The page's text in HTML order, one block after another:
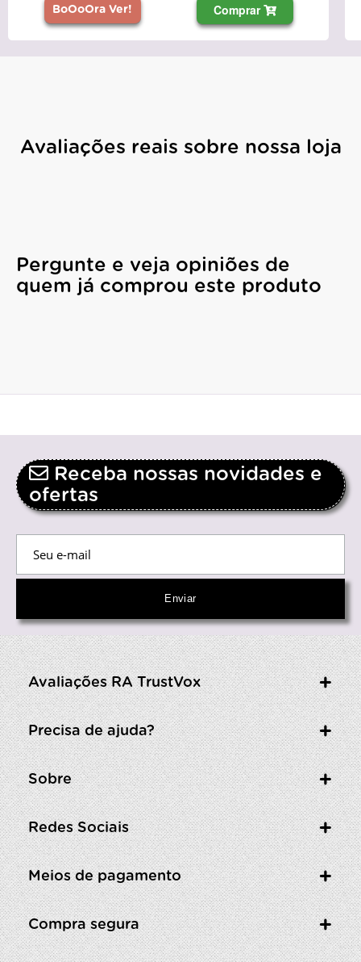
BoOoOra Ver! Comprar
Avaliações reais sobre nossa loja
Pergunte e veja opiniões de
quem já comprou este produto
Receba nossas novidades e
ofertas
Avaliações RA TrustVox
Precisa de ajuda?
Sobre
Redes Sociais
Meios de pagamento
Compra segura